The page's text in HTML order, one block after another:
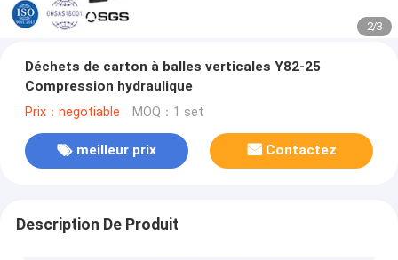
2/3
Déchets de carton à balles verticales Y82-25
Compression hydraulique
Prix：negotiable MOQ：1 set
meilleur prix Contactez
Description De Produit